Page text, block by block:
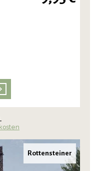
Rottensteiner